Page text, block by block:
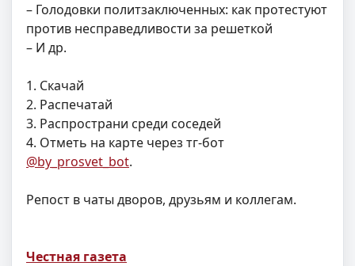
– Голодовки политзаключенных: как протестуют
против несправедливости за решеткой
– И др.
1. Скачай
2. Распечатай
3. Распространи среди соседей
4. Отметь на карте через тг-бот
@by_prosvet_bot.
Репост в чаты дворов, друзьям и коллегам.
Честная газета